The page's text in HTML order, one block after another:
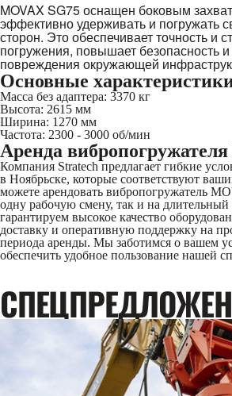
MOVAX SG75 оснащен боковым
эффективно удерживать и погружать
сторон. Это обеспечивает точность и
погружения, повышает безопасность
повреждения окружающей
Основные
Масса без адаптера: 3370 кг
Высота: 2615 мм
Ширина: 1270 мм
Частота: 2300 - 3000 об/мин
Аренда
Компания Stratech предлагает гибкие
в Ноябрьске, которые соответствуют
можете арендовать вибропогружатель
одну рабочую смену, так и на
гарантируем высокое качество
доставку и оперативную поддержку на
периода аренды. Мы заботимся о вашем
обеспечить удобное пользование нашей